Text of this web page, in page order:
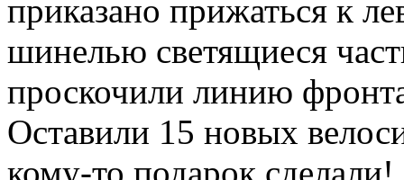
приказано прижаться к
шинелью светящиеся
проскочили линию
Оставили 15 новых
кому-то подарок